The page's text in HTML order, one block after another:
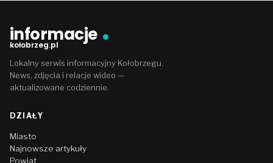
informacje
kołobrzeg.pl
Lokalny serwis informacyjny Kołobrzegu.
News, zdjęcia i relacje wideo —
aktualizowane codziennie.
DZIAŁY
Miasto
Najnowsze artykuły
Powiat